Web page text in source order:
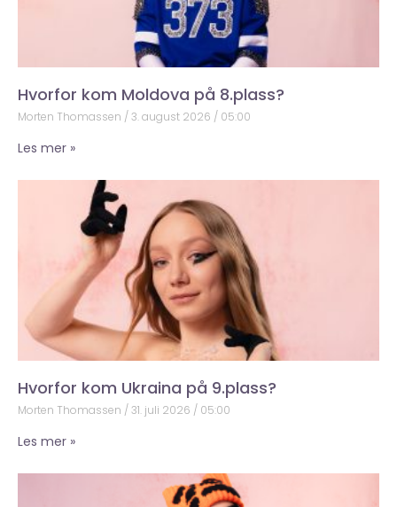
Hvorfor kom Moldova på 8.plass?
Morten Thomassen 3. august 2026 05:00
Les mer »
Hvorfor kom Ukraina på 9.plass?
Morten Thomassen 31. juli 2026 05:00
Les mer »